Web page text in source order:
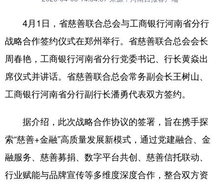
直播 新华社记者看河南 领导活动报道集
廉政 人事 新华视频
专题 网群推广 地方动态
乡村振兴 工业能源 科教兴省
文旅新探 豫股百家
地方频道
4月1日，省慈善联合总会与工商银行河南省分行
战略合作签约仪式在郑州举行。省慈善联合总会会长
周春艳，工商银行河南省分行党委书记、行长黄焱出
席仪式并讲话。省慈善联合总会常务副会长王树山、
工商银行河南省分行副行长潘勇代表双方签约。
据介绍，此次战略合作协议的签署，旨在携手探
索“慈善+金融”高质量发展新模式，通过党建融合、金
融服务、慈善募捐、数字平台共创、慈善信托联动、
行业赋能与品牌宣传等多维度深度合作，整合双方资